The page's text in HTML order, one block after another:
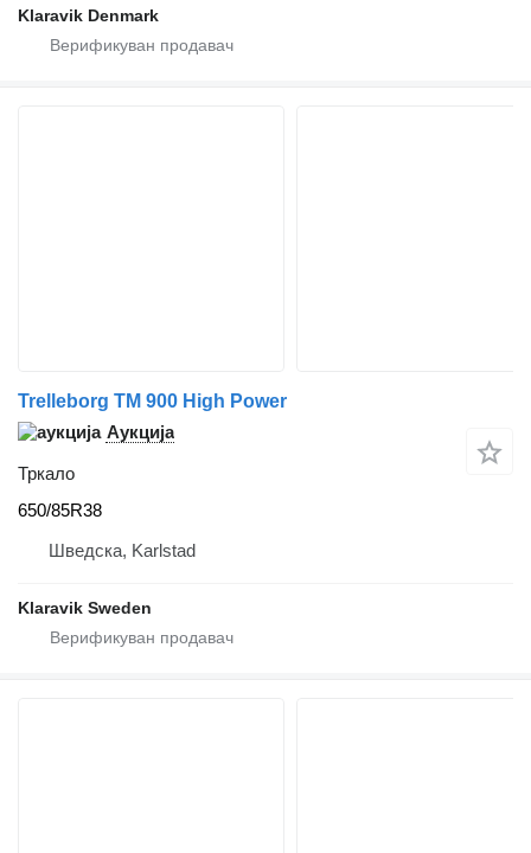
Klaravik Denmark
Trelleborg TM 900 High Power
Аукција
Тркало
650/85R38
Шведска, Karlstad
Klaravik Sweden